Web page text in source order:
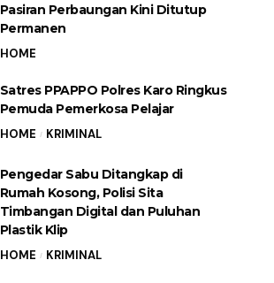
Pasiran Perbaungan Kini Ditutup
Permanen
HOME
Satres PPAPPO Polres Karo Ringkus
Pemuda Pemerkosa Pelajar
HOME KRIMINAL
Pengedar Sabu Ditangkap di
Rumah Kosong, Polisi Sita
Timbangan Digital dan Puluhan
Plastik Klip
HOME KRIMINAL